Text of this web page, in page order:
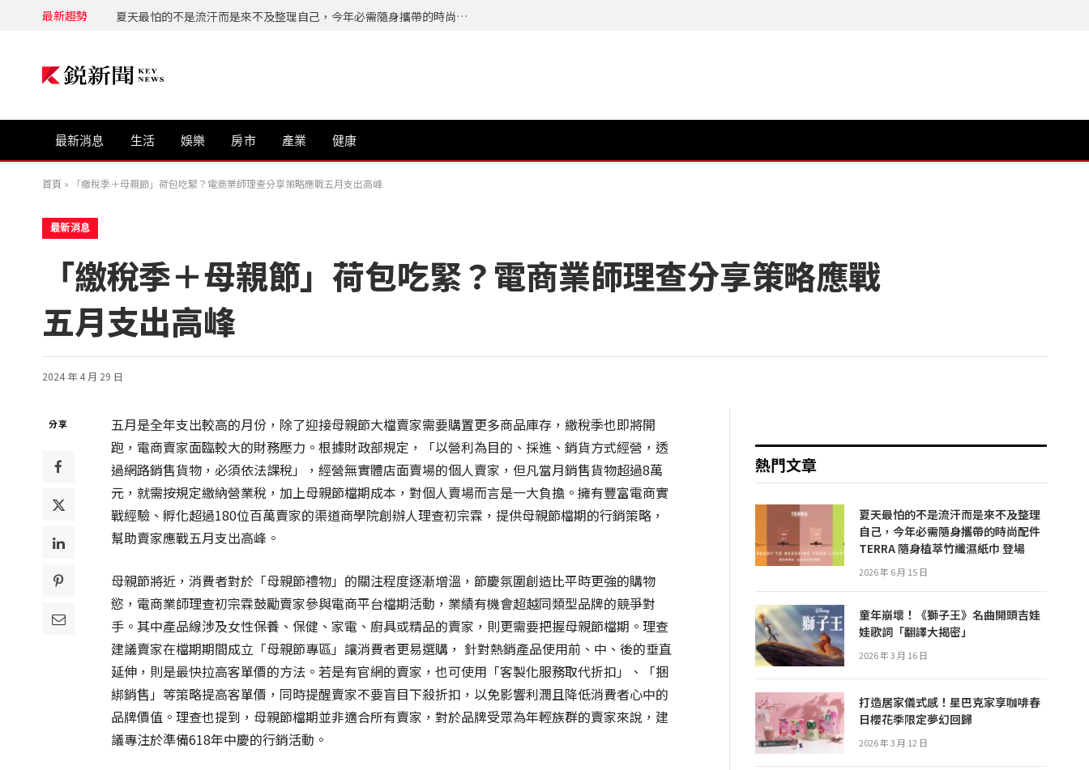
最新趨勢 夏天最怕的不是流汗而是來不及整理自己，今年必需隨身攜帶的時尚配件 TERRA 隨身植萃竹纖濕紙巾 登場
最新消息 生活 娛樂 房市 產業 健康
首頁 » 「繳稅季＋母親節」荷包吃緊？電商業師理查分享策略應戰五月支出高峰
最新消息
「繳稅季＋母親節」荷包吃緊？電商業師理查分享策略應戰
五月支出高峰
2024 年 4 月 29 日
分享
五月是全年支出較高的月份，除了迎接母親節大檔賣家需要購置更多商品庫存，繳稅季也即將開
跑，電商賣家面臨較大的財務壓力。根據財政部規定，「以營利為目的、採進、銷貨方式經營，透
過網路銷售貨物，必須依法課稅」，經營無實體店面賣場的個人賣家，但凡當月銷售貨物超過8萬
元，就需按規定繳納營業稅，加上母親節檔期成本，對個人賣場而言是一大負擔。擁有豐富電商實
戰經驗、孵化超過180位百萬賣家的渠道商學院創辦人理查初宗霖，提供母親節檔期的行銷策略，
幫助賣家應戰五月支出高峰。
母親節將近，消費者對於「母親節禮物」的關注程度逐漸增溫，節慶氛圍創造比平時更強的購物
慾，電商業師理查初宗霖鼓勵賣家參與電商平台檔期活動，業績有機會超越同類型品牌的競爭對
手。其中產品線涉及女性保養、保健、家電、廚具或精品的賣家，則更需要把握母親節檔期。理查
建議賣家在檔期期間成立「母親節專區」讓消費者更易選購， 針對熱銷產品使用前、中、後的垂直
延伸，則是最快拉高客單價的方法。若是有官網的賣家，也可使用「客製化服務取代折扣」、「捆
綁銷售」等策略提高客單價，同時提醒賣家不要盲目下殺折扣，以免影響利潤且降低消費者心中的
品牌價值。理查也提到，母親節檔期並非適合所有賣家，對於品牌受眾為年輕族群的賣家來說，建
議專注於準備618年中慶的行銷活動。
熱門文章
夏天最怕的不是流汗而是來不及整理
自己，今年必需隨身攜帶的時尚配件
TERRA 隨身植萃竹纖濕紙巾 登場
2026 年 6 月 15 日
童年崩壞！《獅子王》名曲開頭吉娃
娃歌詞「翻譯大揭密」
2026 年 3 月 16 日
打造居家儀式感！星巴克家享咖啡春
日櫻花季限定夢幻回歸
2026 年 3 月 12 日